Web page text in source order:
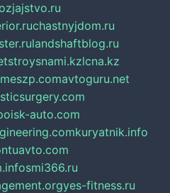
chastnyjdom.ru
landshaftblog.ru
stroysnami.kzlcna.kz
avtoguru.net
auto.com
kuryatnik.info
smi366.ru
yes-fitness.ru